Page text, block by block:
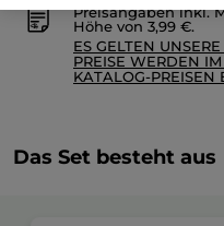
Preisangaben inkl.
Höhe von 3,99 €.
ES GELTEN
PREISE WERDEN
KATALOG-PREISEN
Das Set besteht aus